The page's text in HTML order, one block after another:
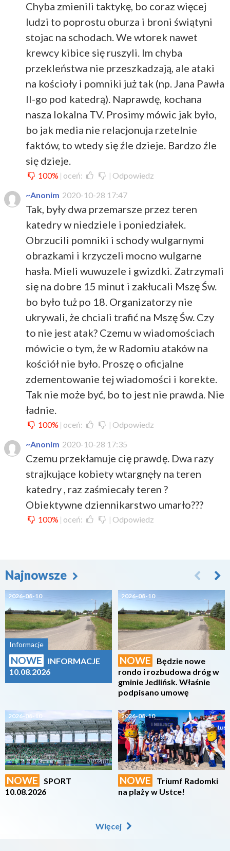
Chyba zmienili taktykę, bo coraz więcej
ludzi to poprostu oburza i broni świątyni
stojac na schodach. We wtorek nawet
krewcy kibice się ruszyli. Im chyba
przekleństwa nie przeszkadzają, ale ataki
na kościoły i pomniki już tak (np. Jana Pawła
II-go pod katedrą). Naprawdę, kochana
nasza lokalna TV. Prosimy mówic jak było,
bo jak media nie relacjonuja rzetelnie
faktów, to wtedy się źle dzieje. Bardzo źle
się dzieje.
100% | oceń: | Odpowiedz
~Anonim 2020-10-28 17:47
Tak, były dwa przemarsze przez teren
katedry w niedziele i poniedziałek.
Obrzucili pomniki i schody wulgarnymi
obrazkami i krzyczeli mocno wulgarne
hasła. Mieli wuwuzele i gwizdki. Zatrzymali
się na dobre 15 minut i zakłucali Mszę Św.
bo było tuż po 18. Organizatorzy nie
ukrywali, że chciali trafić na Mszę Św. Czy
to nie jest atak? Czemu w wiadomościach
mówicie o tym, że w Radomiu ataków na
kościół nie było. Proszę o oficjalne
zdementowanie tej wiadomości i korekte.
Tak nie może być, bo to jest nie prawda. Nie
ładnie.
100% | oceń: | Odpowiedz
~Anonim 2020-10-28 17:35
Czemu przekłamuje cię prawdę. Dwa razy
strajkujące kobiety wtargnęły na teren
katedry , raz zaśmiecały teren ?
Obiektywne dziennikarstwo umarło???
100% | oceń: | Odpowiedz
Najnowsze
2026-08-10
Informacje
NOWE
INFORMACJE
10.08.2026
2026-08-10
NOWE
SPORT
10.08.2026
2026-08-10
NOWE
Będzie nowe
rondo i rozbudowa dróg w
gminie Jedlińsk. Właśnie
podpisano umowę
2026-08-10
NOWE
Triumf Radomki
na plaży w Ustce!
Więcej